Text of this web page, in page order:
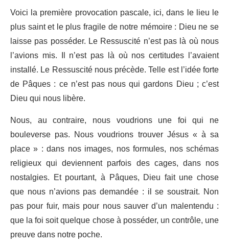
Voici la première provocation pascale, ici, dans le lieu le
plus saint et le plus fragile de notre mémoire : Dieu ne se
laisse pas posséder. Le Ressuscité n’est pas là où nous
l’avions mis. Il n’est pas là où nos certitudes l’avaient
installé. Le Ressuscité nous précède. Telle est l’idée forte
de Pâques : ce n’est pas nous qui gardons Dieu ; c’est
Dieu qui nous libère.
Nous, au contraire, nous voudrions une foi qui ne
bouleverse pas. Nous voudrions trouver Jésus « à sa
place » : dans nos images, nos formules, nos schémas
religieux qui deviennent parfois des cages, dans nos
nostalgies. Et pourtant, à Pâques, Dieu fait une chose
que nous n’avions pas demandée : il se soustrait. Non
pas pour fuir, mais pour nous sauver d’un malentendu :
que la foi soit quelque chose à posséder, un contrôle, une
preuve dans notre poche.